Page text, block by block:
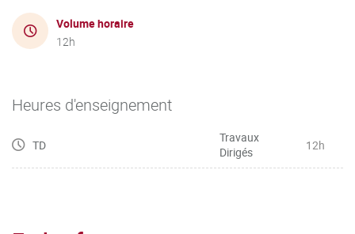
Volume horaire
12h
Heures d'enseignement
TD
Travaux
Dirigés
12h